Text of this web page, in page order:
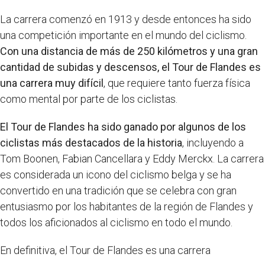
La carrera comenzó en 1913 y desde entonces ha sido
una competición importante en el mundo del ciclismo.
Con una distancia de más de 250 kilómetros y una gran
cantidad de subidas y descensos, el Tour de Flandes es
una carrera muy difícil , que requiere tanto fuerza física
como mental por parte de los ciclistas.
El Tour de Flandes ha sido ganado por algunos de los
ciclistas más destacados de la historia, incluyendo a
Tom Boonen, Fabian Cancellara y Eddy Merckx. La carrera
es considerada un icono del ciclismo belga y se ha
convertido en una tradición que se celebra con gran
entusiasmo por los habitantes de la región de Flandes y
todos los aficionados al ciclismo en todo el mundo.
En definitiva, el Tour de Flandes es una carrera